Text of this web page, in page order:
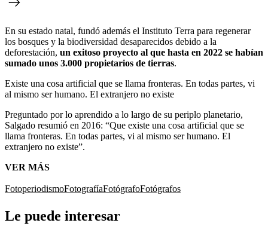
En su estado natal, fundó además el Instituto Terra para regenerar
los bosques y la biodiversidad desaparecidos debido a la
deforestación, un exitoso proyecto al que hasta en 2022 se habían
sumado unos 3.000 propietarios de tierras.
Existe una cosa artificial que se llama fronteras. En todas partes, vi
al mismo ser humano. El extranjero no existe
Preguntado por lo aprendido a lo largo de su periplo planetario,
Salgado resumió en 2016: “Que existe una cosa artificial que se
llama fronteras. En todas partes, vi al mismo ser humano. El
extranjero no existe”.
VER MÁS
FotoperiodismoFotografíaFotógrafoFotógrafos
Le puede interesar